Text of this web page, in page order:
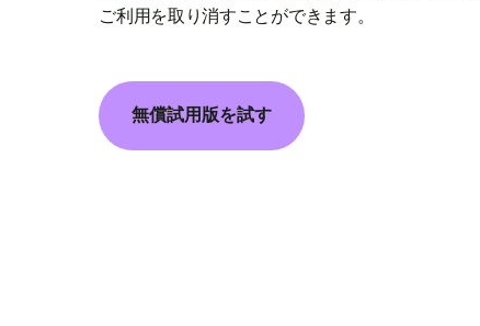
ご利用を取り消すことができます。
無償試用版を試す